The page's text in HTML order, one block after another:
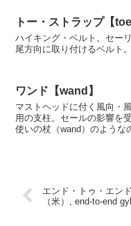
トー・ストラップ【
ハイキング・ベルト。セー
尾方向に取り付けるベルト
ワンド【wand】
マストヘッドに付く風向・
用の支柱。セールの影響を
使いの杖（wand）のような
エンド・トゥ・エン
（米）, end-to-end